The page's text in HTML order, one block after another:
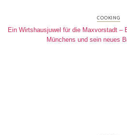
COOKING
Ein Wirtshausjuwel für die Maxvorstadt –
Münchens und sein neues